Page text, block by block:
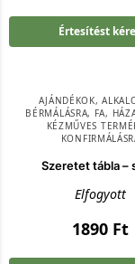
Értesítést
AJÁNDÉKOK,
BÉRMÁLÁSRA, FA,
KÉZMŰVES
Szeretet tábla –
Elfogyott
1890 Ft